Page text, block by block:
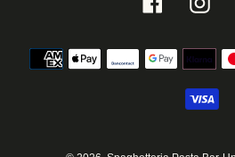
C
E